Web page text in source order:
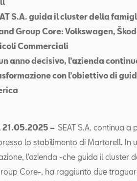
S.A. guida il cluster della
Group Core: Volkswagen,
Commerciali
anno decisivo, l’azienda
con l’obiettivo di
21.05.2025 – SEAT S.A. continua
lo stabilimento di Martorell. In
l’azienda -che guida il cluster
Core-, ha raggiunto due